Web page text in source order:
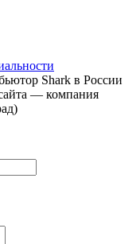
Shark в России
— компания